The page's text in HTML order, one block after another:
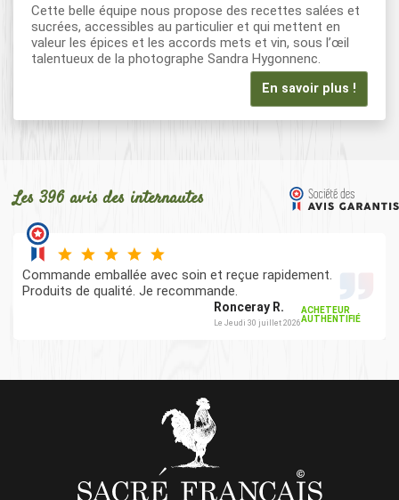
Cette belle équipe nous propose des recettes salées et
sucrées, accessibles au particulier et qui mettent en
valeur les épices et les accords mets et vin, sous l’œil
talentueux de la photographe Sandra Hygonnenc.
En savoir plus !
Les 396 avis des internautes
Commande emballée avec soin et reçue rapidement.
Produits de qualité. Je recommande.
Ronceray R.
Le Jeudi 30 juillet 2026
ACHETEUR
AUTHENTIFIÉ